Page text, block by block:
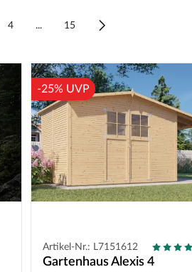
4 ... 15
-25% UVP
Artikel-Nr.: L7151612
Gartenhaus Alexis 4